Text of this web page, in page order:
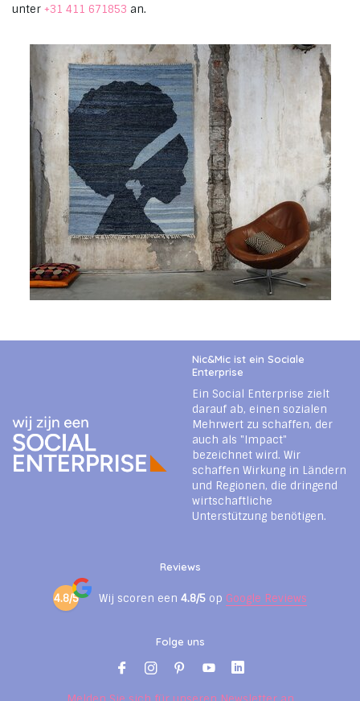
unter +31 411 671853 an.
Nic&Mic ist ein Sociale
Enterprise
Ein Social Enterprise zielt
darauf ab, einen sozialen
Mehrwert zu schaffen, der
auch als "Impact"
bezeichnet wird. Wir
schaffen Wirkung in Ländern
und Regionen, die dringend
wirtschaftliche
Unterstützung benötigen.
Reviews
4.8/5 Wij scoren een 4.8/5 op Google Reviews
Folge uns